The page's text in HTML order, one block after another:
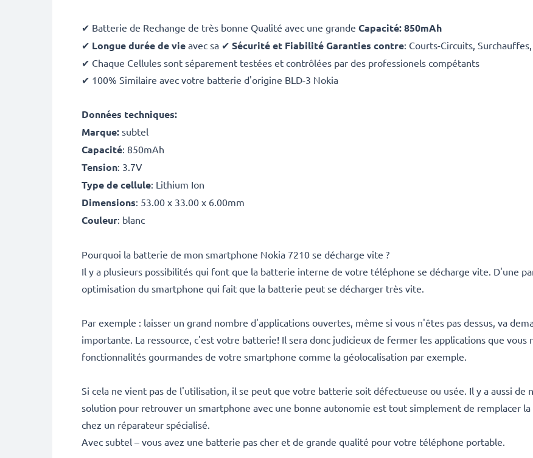
✔ Batterie de Rechange de très bonne Qualité avec une grande Capacité: 850mAh
✔ Longue durée de vie avec sa ✔ Sécurité et Fiabilité Garanties contre: Courts-Circuits,
✔ Chaque Cellules sont séparement testées et contrôlées par des professionels compétants
✔ 100% Similaire avec votre batterie d'origine BLD-3 Nokia
Données techniques:
Marque: subtel
Capacité: 850mAh
Tension: 3.7V
Type de cellule: Lithium Ion
Dimensions: 53.00 x 33.00 x 6.00mm
Couleur: blanc
Pourquoi la batterie de mon smartphone Nokia 7210 se décharge vite ?
Il y a plusieurs possibilités qui font que la batterie interne de votre téléphone se décharge vite. D'une
optimisation du smartphone qui fait que la batterie peut se décharger très vite.
Par exemple : laisser un grand nombre d'applications ouvertes, même si vous n'êtes pas dessus, va
importante. La ressource, c'est votre batterie! Il sera donc judicieux de fermer les applications que vous
fonctionnalités gourmandes de votre smartphone comme la géolocalisation par exemple.
Si cela ne vient pas de l'utilisation, il se peut que votre batterie soit défectueuse ou usée. Il y a aussi de
solution pour retrouver un smartphone avec une bonne autonomie est tout simplement de remplacer
chez un réparateur spécialisé.
Avec subtel – vous avez une batterie pas cher et de grande qualité pour votre téléphone portable.